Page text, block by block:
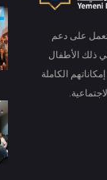
على دعم
ذلك الأطفال
الكاملة
Is
unsatiable